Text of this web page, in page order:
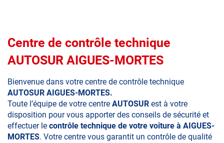
Centre de contrôle technique
AUTOSUR AIGUES-MORTES
Bienvenue dans votre centre de contrôle technique
AUTOSUR AIGUES-MORTES.
Toute l’équipe de votre centre AUTOSUR est à votre
disposition pour vous apporter des conseils de sécurité et
effectuer le contrôle technique de votre voiture à AIGUES-
MORTES. Votre centre vous garantit un contrôle de qualité